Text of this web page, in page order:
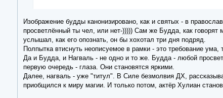
Изображение будды канонизировано, как и святых - в
просветлённый ты чел, или нет-))))) Сам же Будда, как говорят
услышал, как его опознать, он бы хохотал три дня подряд.
Полпытка втиснуть неописуемое в рамки - это требование ума,
Да и Будда, и Нагваль - не одно и то же. Будда - любой
первую очередь - глаза. Они становятся яркими.
Далее, нагваль - уже "титул". В Силе безмолвия ДХ,
приобщился к миру магии. И только потом, актёр Хулиан